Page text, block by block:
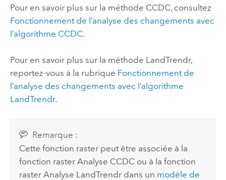
Pour en savoir plus sur la méthode CCDC, consultez
Fonctionnement de l’analyse des changements avec
l’algorithme CCDC.
Pour en savoir plus sur la méthode LandTrendr,
reportez-vous à la rubrique Fonctionnement de
l’analyse des changements avec l’algorithme
LandTrendr.
Remarque :
Cette fonction raster peut être associée à la
fonction raster Analyse CCDC ou à la fonction
raster Analyse LandTrendr dans un modèle de